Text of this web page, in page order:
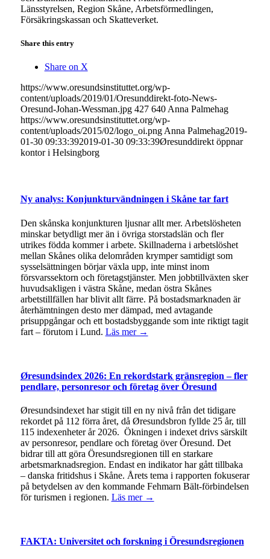
Länsstyrelsen, Region Skåne, Arbetsförmedlingen,
Försäkringskassan och Skatteverket.
Share this entry
Share on X
https://www.oresundsinstituttet.org/wp-
content/uploads/2019/01/Oresunddirekt-foto-News-
Oresund-Johan-Wessman.jpg 427 640 Anna Palmehag
https://www.oresundsinstituttet.org/wp-
content/uploads/2015/02/logo_oi.png Anna Palmehag2019-
01-30 09:33:392019-01-30 09:33:39Øresunddirekt öppnar
kontor i Helsingborg
Ny analys: Konjunkturvändningen i Skåne tar fart
Den skånska konjunkturen ljusnar allt mer. Arbetslösheten
minskar betydligt mer än i övriga storstadslän och fler
utrikes födda kommer i arbete. Skillnaderna i arbetslöshet
mellan Skånes olika delområden krymper samtidigt som
sysselsättningen börjar växla upp, inte minst inom
försvarssektorn och företagstjänster. Men jobbtillväxten sker
huvudsakligen i västra Skåne, medan östra Skånes
arbetstillfällen har blivit allt färre. På bostadsmarknaden är
återhämtningen desto mer dämpad, med avtagande
prisuppgångar och ett bostadsbyggande som inte riktigt tagit
fart – förutom i Lund. Läs mer →
Øresundsindex 2026: En rekordstark gränsregion – fler
pendlare, personresor och företag över Öresund
Øresundsindexet har stigit till en ny nivå från det tidigare
rekordet på 112 förra året, då Øresundsbron fyllde 25 år, till
115 indexenheter år 2026. Ökningen i indexet drivs särskilt
av personresor, pendlare och företag över Öresund. Det
bidrar till att göra Öresundsregionen till en starkare
arbetsmarknadsregion. Endast en indikator har gått tillbaka
– danska fritidshus i Skåne. Årets tema i rapporten fokuserar
på betydelsen av den kommande Fehmarn Bält-förbindelsen
för turismen i regionen. Läs mer →
FAKTA: Universitet och forskning i Öresundsregionen